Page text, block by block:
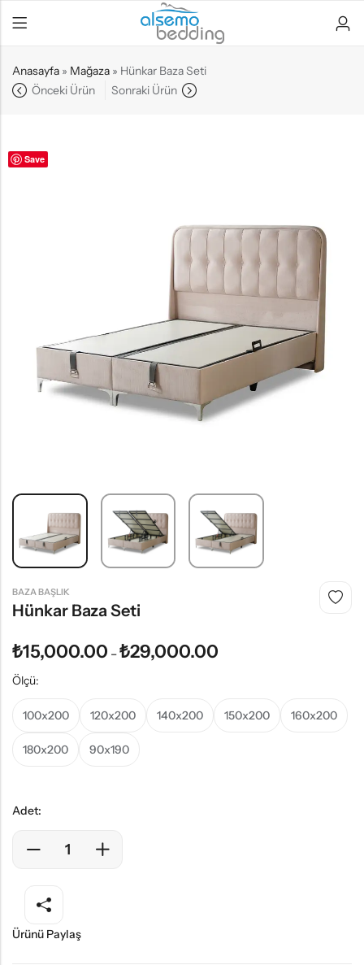
Anasayfa » Mağaza » Hünkar Baza Seti
Önceki Ürün
Sonraki Ürün
Save
BAZA BAŞLIK
Hünkar Baza Seti
₺15,000.00 –₺29,000.00
Ölçü:
100x200 120x200 140x200 150x200 160x200
180x200 90x190
Adet:
Ürünü Paylaş